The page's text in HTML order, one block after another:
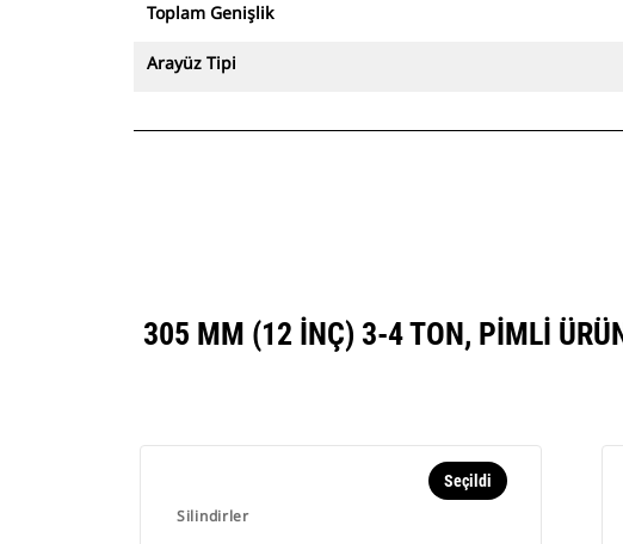
Toplam Genişlik
Arayüz Tipi
305 MM (12 INÇ) 3-4 TON, PIMLI
Silindirler
Seçildi